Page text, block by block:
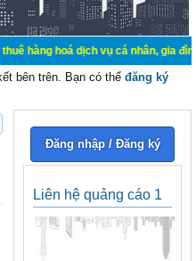
cá nhân, gia đình. Mua bán,
bên trên. Bạn có thể đăng ký
Đăng nhập / Đăng ký
Liên hệ quảng cáo 1